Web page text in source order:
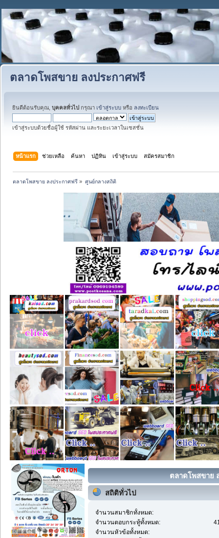
ตลาดโพสขาย ลงประกาศฟรี
ยินดีต้อนรับคุณ, บุคคลทั่วไป กรุณา เข้าสู่ระบบ หรือ ลงทะเบียน
เข้าสู่ระบบด้วยชื่อผู้ใช้ รหัสผ่าน และระยะเวลาในเซสชั่น
หน้าแรก ช่วยเหลือ ค้นหา ปฏิทิน เข้าสู่ระบบ สมัครสมาชิก
ตลาดโพสขาย ลงประกาศฟรี » ศูนย์กลางสถิติ
ตลาดโพสขาย
สถิติทั่วไป
จำนวนสมาชิกทั้งหมด:
จำนวนตอบกระทู้ทั้งหมด:
จำนวนหัวข้อทั้งหมด: